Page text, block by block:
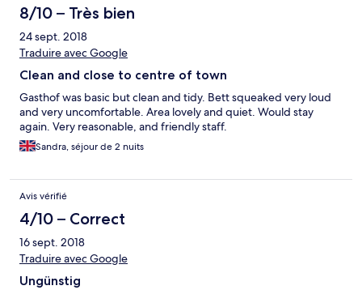
8/10 – Très bien
24 sept. 2018
Traduire avec Google
Clean and close to centre of town
Gasthof was basic but clean and tidy. Bett squeaked very loud
and very uncomfortable. Area lovely and quiet. Would stay
again. Very reasonable, and friendly staff.
Sandra, séjour de 2 nuits
Avis vérifié
4/10 – Correct
16 sept. 2018
Traduire avec Google
Ungünstig